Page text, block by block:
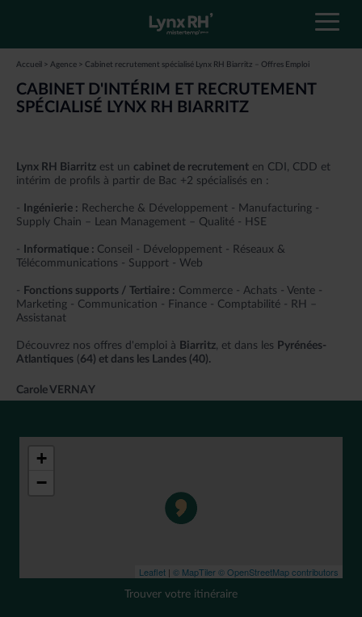
TROUVER UN EMPLOI
TROUVER UN EMPLOI
Toutes nos offres d’emploi
Offres d’emploi en CDD
Offres d’emploi en intérim
Candidature spontanée
RETOUR
CHOISIR LYNX RH
CHOISIR LYNX RH
Notre processus de recrutement
La synergie d’un groupe
L’intérim avec Lynx RH
RETOUR
NOS AGENCES
Trouvez votre cabinet Lynx RH
RETOUR
ESPACE CANDIDAT
RECRUTEURS
Accueil > Agence > Cabinet recrutement spécialisé Lynx RH Biarritz – Offres Emploi
CABINET D'INTÉRIM ET RECRUTEMENT
SPÉCIALISÉ LYNX RH BIARRITZ
Lynx RH Biarritz est un cabinet de recrutement en CDI, CDD et
intérim de profils à partir de Bac +2 spécialisés en :
- Ingénierie : Recherche & Développement - Manufacturing -
Supply Chain – Lean Management – Qualité - HSE
- Informatique : Conseil - Développement - Réseaux &
Télécommunications - Support - Web
- Fonctions supports / Tertiaire : Commerce - Achats - Vente -
Marketing - Communication - Finance - Comptabilité - RH –
Assistanat
Découvrez nos offres d'emploi à Biarritz, et dans les Pyrénées-
Atlantiques
64) et dans les Landes (40).
Carole VERNAY
+
−
Leaflet | © MapTiler© OpenStreetMap contributors
Trouver votre itinéraire